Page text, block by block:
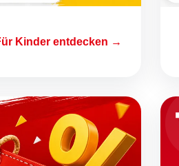
Kinder entdecken →